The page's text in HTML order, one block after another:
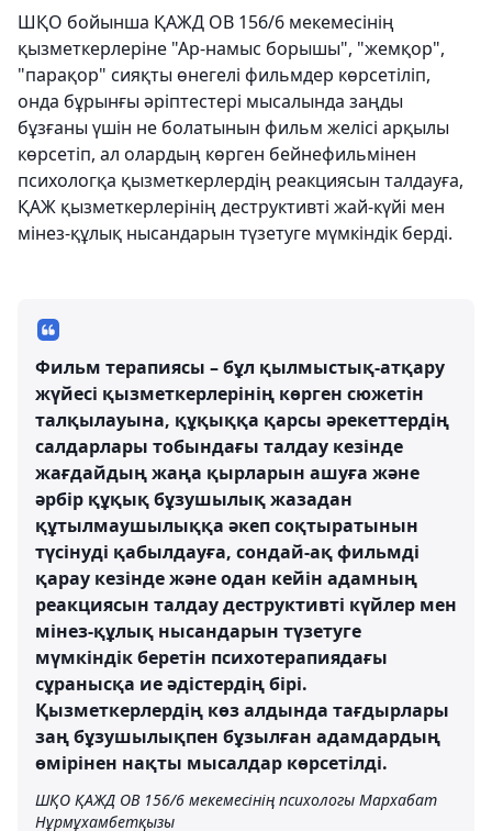
ШҚО бойынша ҚАЖД ОВ 156/6 мекемесінің
қызметкерлеріне "Ар-намыс борышы", "жемқор",
"парақор" сияқты өнегелі фильмдер көрсетіліп,
онда бұрынғы әріптестері мысалында заңды
бұзғаны үшін не болатынын фильм желісі арқылы
көрсетіп, ал олардың көрген бейнефильмінен
психологқа қызметкерлердің реакциясын талдауға,
ҚАЖ қызметкерлерінің деструктивті жай-күйі мен
мінез-құлық нысандарын түзетуге мүмкіндік берді.
Фильм терапиясы – бұл қылмыстық-атқару
жүйесі қызметкерлерінің көрген сюжетін
талқылауына, құқыққа қарсы әрекеттердің
салдарлары тобындағы талдау кезінде
жағдайдың жаңа қырларын ашуға және
әрбір құқық бұзушылық жазадан
құтылмаушылыққа әкеп соқтыратынын
түсінуді қабылдауға, сондай-ақ фильмді
қарау кезінде және одан кейін адамның
реакциясын талдау деструктивті күйлер мен
мінез-құлық нысандарын түзетуге
мүмкіндік беретін психотерапиядағы
сұранысқа ие әдістердің бірі.
Қызметкерлердің көз алдында тағдырлары
заң бұзушылықпен бұзылған адамдардың
өмірінен нақты мысалдар көрсетілді.
ШҚО ҚАЖД ОВ 156/6 мекемесінің психологы Мархабат
Нұрмұхамбетқызы